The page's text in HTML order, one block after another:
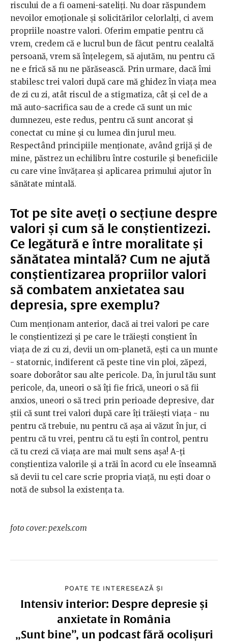
riscului de a fi oameni-sateliți. Nu doar răspundem
nevoilor emoționale și solicitărilor celorlalți, ci avem
propriile noastre valori. Oferim empatie pentru că
vrem, credem că e lucrul bun de făcut pentru cealaltă
persoană, vrem să înțelegem, să ajutăm, nu pentru că
ne e frică să nu ne părăsească. Prin urmare, dacă îmi
stabilesc trei valori după care mă ghidez în viața mea
de zi cu zi, atât riscul de a stigmatiza, cât și cel de a
mă auto-sacrifica sau de a crede că sunt un mic
dumnezeu, este redus, pentru că sunt ancorat și
conectat cu mine și cu lumea din jurul meu.
Respectând principiile menționate, având grijă și de
mine, păstrez un echilibru între costurile și beneficiile
cu care vine învățarea și aplicarea primului ajutor în
sănătate mintală.
Tot pe site aveți o secțiune despre
valori și cum să le conștientizezi.
Ce legătură e între moralitate și
sănătatea mintală? Cum ne ajută
conștientizarea propriilor valori
să combatem anxietatea sau
depresia, spre exemplu?
Cum menționam anterior, dacă ai trei valori pe care
le conștientizezi și pe care le trăiești conștient în
viața de zi cu zi, devii un om-planetă, ești ca un munte
- statornic, indiferent că peste tine vin ploi, zăpezi,
soare doborâtor sau alte pericole. Da, în jurul tău sunt
pericole, da, uneori o să îți fie frică, uneori o să fii
anxios, uneori o să treci prin perioade depresive, dar
știi că sunt trei valori după care îți trăiești viața - nu
pentru că trebuie, nu pentru că așa ai văzut în jur, ci
pentru că tu vrei, pentru că tu ești în control, pentru
că tu crezi că viața are mai mult sens așa! A-ți
conștientiza valorile și a trăi în acord cu ele înseamnă
să devii tu cel care scrie propria viață, nu ești doar o
notă de subsol la existența ta.
foto cover: pexels.com
POATE TE INTERESEAZĂ ȘI
Intensiv interior: Despre depresie și
anxietate în România
„Sunt bine”, un podcast fără ocolișuri